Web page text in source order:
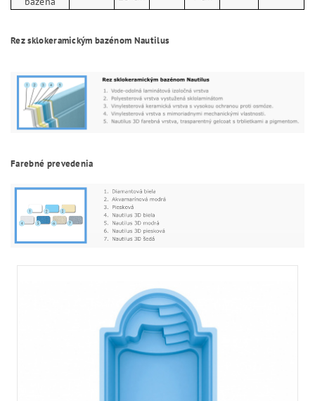
Rez sklokeramickým bazénom Nautilus
Farebné prevedenia